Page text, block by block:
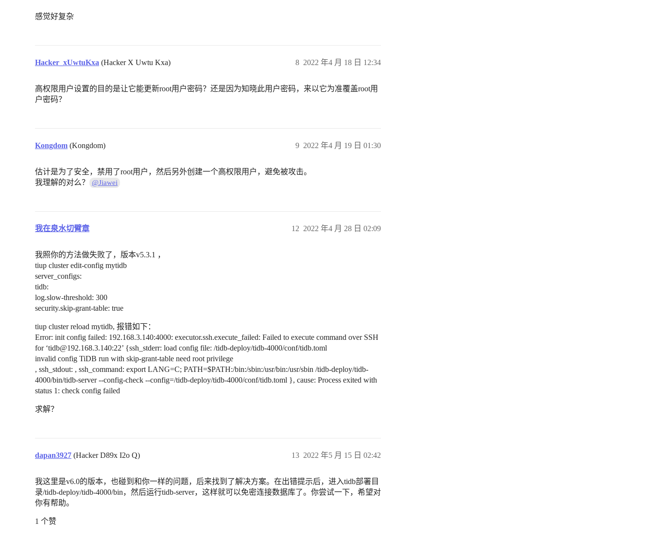
感觉好复杂
Hacker_xUwtuKxa (Hacker X Uwtu Kxa) 2022 年4 月 18 日 12:34
8
高权限用户设置的目的是让它能更新root用户密码？还是因为知晓此用户密码，来以它为准覆盖root用
户密码？
Kongdom (Kongdom) 2022 年4 月 19 日 01:30
9
估计是为了安全，禁用了root用户，然后另外创建一个高权限用户，避免被攻击。
我理解的对么？
@Jiawei
我在泉水切臂章 2022 年4 月 28 日 02:09
12
我照你的方法做失败了，版本v5.3.1 ，
tiup cluster edit-config mytidb
server_configs:
tidb:
log.slow-threshold: 300
security.skip-grant-table: true
tiup cluster reload mytidb, 报错如下：
Error: init config failed: 192.168.3.140:4000: executor.ssh.execute_failed: Failed to execute command over SSH
for ‘tidb@192.168.3.140:22’ {ssh_stderr: load config file: /tidb-deploy/tidb-4000/conf/tidb.toml
invalid config TiDB run with skip-grant-table need root privilege
, ssh_stdout: , ssh_command: export LANG=C; PATH=$PATH:/bin:/sbin:/usr/bin:/usr/sbin /tidb-deploy/tidb-
4000/bin/tidb-server --config-check --config=/tidb-deploy/tidb-4000/conf/tidb.toml }, cause: Process exited with
status 1: check config failed
求解？
dapan3927 (Hacker D89x I2o Q) 2022 年5 月 15 日 02:42
13
我这里是v6.0的版本，也碰到和你一样的问题，后来找到了解决方案。在出错提示后，进入tidb部署目
录/tidb-deploy/tidb-4000/bin，然后运行tidb-server，这样就可以免密连接数据库了。你尝试一下，希望对
你有帮助。
1 个赞